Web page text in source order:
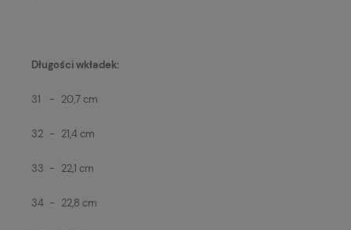
Długości wkładek:
31 - 20,7 cm
32 - 21,4 cm
33 - 22,1 cm
34 - 22,8 cm